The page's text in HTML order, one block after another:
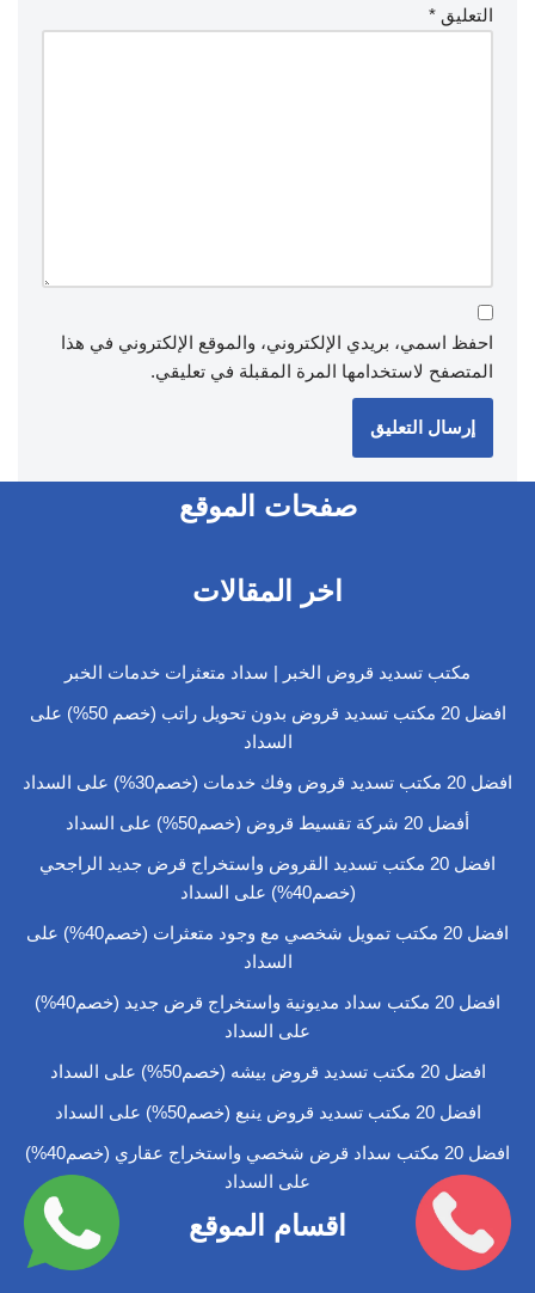
التعليق *
احفظ اسمي، بريدي الإلكتروني، والموقع الإلكتروني في هذا
المتصفح لاستخدامها المرة المقبلة في تعليقي.
صفحات الموقع
اخر المقالات
مكتب تسديد قروض الخبر | سداد متعثرات خدمات الخبر
افضل 20 مكتب تسديد قروض بدون تحويل راتب (خصم 50%) على
السداد
افضل 20 مكتب تسديد قروض وفك خدمات (خصم30%) على السداد
أفضل 20 شركة تقسيط قروض (خصم50%) على السداد
افضل 20 مكتب تسديد القروض واستخراج قرض جديد الراجحي
(خصم40%) على السداد
افضل 20 مكتب تمويل شخصي مع وجود متعثرات (خصم40%) على
السداد
افضل 20 مكتب سداد مديونية واستخراج قرض جديد (خصم40%)
على السداد
افضل 20 مكتب تسديد قروض بيشه (خصم50%) على السداد
افضل 20 مكتب تسديد قروض ينبع (خصم50%) على السداد
افضل 20 مكتب سداد قرض شخصي واستخراج عقاري (خصم40%)
على السداد
اقسام الموقع